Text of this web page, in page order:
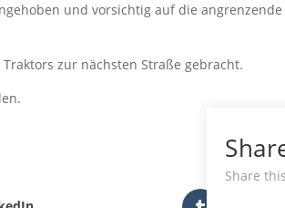
und vorsichtig auf die angrenzende
zur nächsten Straße gebracht.
Share